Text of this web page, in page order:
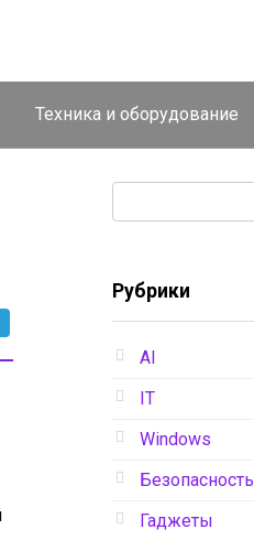
Техника и оборудование
Рубрики
AI
IT
Windows
Безопасность
Гаджеты